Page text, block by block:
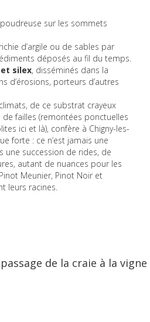
sur les sommets
d’argile ou de sables par
déposés au fil du temps.
silex, disséminés dans la
d’érosions, porteurs d’autres
de ce substrat crayeux
failles (remontées ponctuelles
ici et là), confère à Chigny-les-
forte : ce n’est jamais une
une succession de rides, de
autant de nuances pour les
Meunier, Pinot Noir et
leurs racines.
de la craie à la vigne